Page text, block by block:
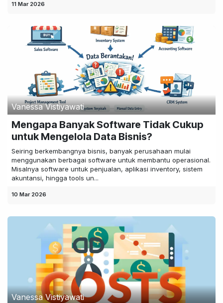
11 Mar 2026
Vanessa Vistiyawati
Mengapa Banyak Software Tidak Cukup
untuk Mengelola Data Bisnis?
Seiring berkembangnya bisnis, banyak perusahaan mulai
menggunakan berbagai software untuk membantu operasional.
Misalnya software untuk penjualan, aplikasi inventory, sistem
akuntansi, hingga tools un...
10 Mar 2026
Vanessa Vistiyawati